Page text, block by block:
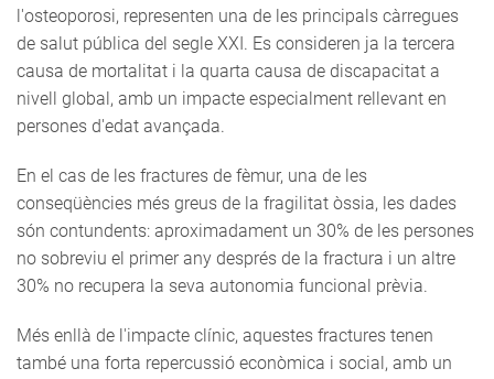
l'osteoporosi, representen una de les principals càrregues
de salut pública del segle XXI. Es consideren ja la tercera
causa de mortalitat i la quarta causa de discapacitat a
nivell global, amb un impacte especialment rellevant en
persones d'edat avançada.
En el cas de les fractures de fèmur, una de les
conseqüències més greus de la fragilitat òssia, les dades
són contundents: aproximadament un 30% de les persones
no sobreviu el primer any després de la fractura i un altre
30% no recupera la seva autonomia funcional prèvia.
Més enllà de l'impacte clínic, aquestes fractures tenen
també una forta repercussió econòmica i social, amb un